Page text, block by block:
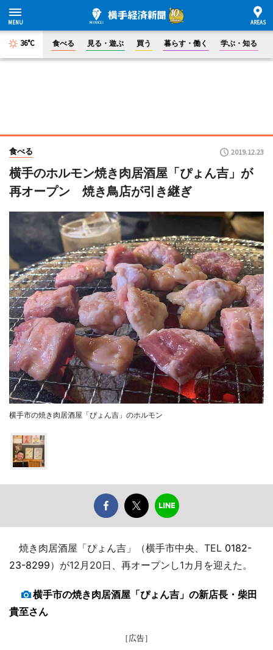
36°C 食べる 見る・遊ぶ 買う 暮らす・働く 学ぶ・知る
食べる 2019.12.23
横手のホルモン焼き肉居酒屋「ぴょん吉」が
再オープン 焼き鳥店が引き継ぎ
横手市の焼き肉居酒屋「ぴょん吉」のホルモン
焼き肉居酒屋「ぴょん吉」（横手市中央、TEL 0182-
23-8299）が12月20日、再オープンし1カ月を迎えた。
横手市の焼き肉居酒屋「ぴょん吉」の新店長・柴田
貴至さん
［広告］